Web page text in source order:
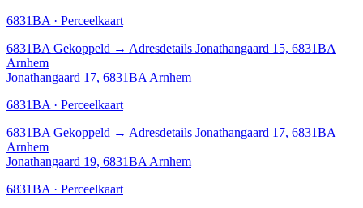
6831BA · Perceelkaart
6831BA Gekoppeld → Adresdetails Jonathangaard 15, 6831BA
Arnhem
Jonathangaard 17, 6831BA Arnhem
6831BA · Perceelkaart
6831BA Gekoppeld → Adresdetails Jonathangaard 17, 6831BA
Arnhem
Jonathangaard 19, 6831BA Arnhem
6831BA · Perceelkaart